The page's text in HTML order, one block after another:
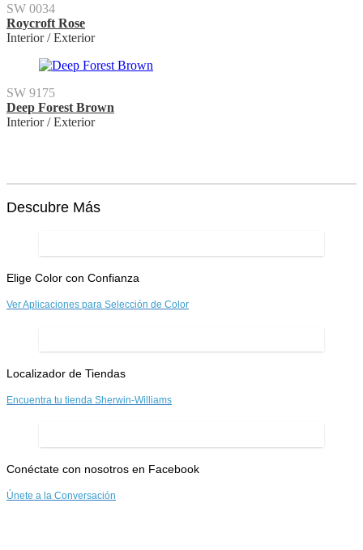
SW 0034
Roycroft Rose
Interior / Exterior
SW 9175
Deep Forest Brown
Interior / Exterior
Descubre Más
Elige Color con Confianza
Ver Aplicaciones para Selección de Color
Localizador de Tiendas
Encuentra tu tienda Sherwin-Williams
Conéctate con nosotros en Facebook
Únete a la Conversación